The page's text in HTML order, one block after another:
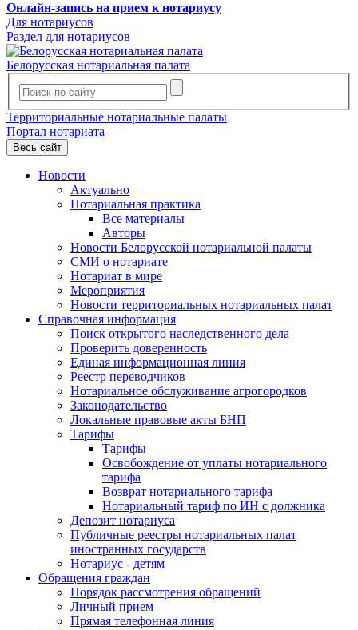
Онлайн-запись на прием к нотариусу
Для нотариусов
Раздел для нотариусов
Белорусская нотариальная палата
Территориальные нотариальные палаты
Портал нотариата
Весь сайт
Новости
Актуально
Нотариальная практика
Все материалы
Авторы
Новости Белорусской нотариальной палаты
СМИ о нотариате
Нотариат в мире
Мероприятия
Новости территориальных нотариальных палат
Справочная информация
Поиск открытого наследственного дела
Проверить доверенность
Единая информационная линия
Реестр переводчиков
Нотариальное обслуживание агрогородков
Законодательство
Локальные правовые акты БНП
Тарифы
Тарифы
Освобождение от уплаты нотариального
тарифа
Возврат нотариального тарифа
Нотариальный тариф по ИН с должника
Депозит нотариуса
Публичные реестры нотариальных палат
иностранных государств
Нотариус - детям
Обращения граждан
Порядок рассмотрения обращений
Личный прием
Прямая телефонная линия